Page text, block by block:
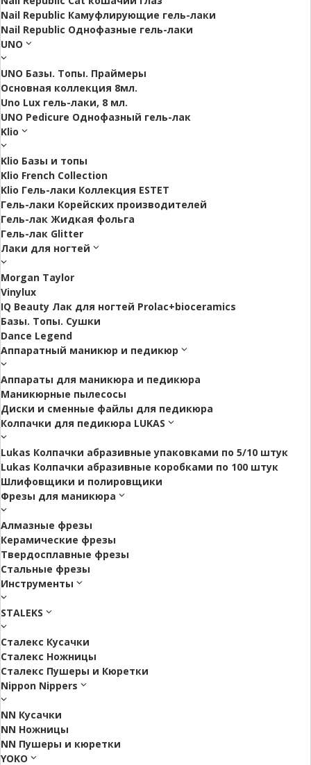
Nail Republic Камуфлирующие гель-лаки
Nail Republic Однофазные гель-лаки
UNO
UNO Базы. Топы. Праймеры
Основная коллекция 8мл.
Uno Lux гель-лаки, 8 мл.
UNO Pedicure Однофазный гель-лак
Klio
Klio Базы и топы
Klio French Collection
Klio Гель-лаки Коллекция ESTET
Гель-лаки Корейских производителей
Гель-лак Жидкая фольга
Гель-лак Glitter
Лаки для ногтей
Morgan Taylor
Vinylux
IQ Beauty Лак для ногтей Prolac+bioceramics
Базы. Топы. Сушки
Dance Legend
Аппаратный маникюр и педикюр
Аппараты для маникюра и педикюра
Маникюрные пылесосы
Диски и сменные файлы для педикюра
Колпачки для педикюра LUKAS
Lukas Колпачки абразивные упаковками по 5/10 штук
Lukas Колпачки абразивные коробками по 100 штук
Шлифовщики и полировщики
Фрезы для маникюра
Алмазные фрезы
Керамические фрезы
Твердосплавные фрезы
Стальные фрезы
Инструменты
STALEKS
Сталекс Кусачки
Сталекс Ножницы
Сталекс Пушеры и Кюретки
Nippon Nippers
NN Кусачки
NN Ножницы
NN Пушеры и кюретки
YOKO